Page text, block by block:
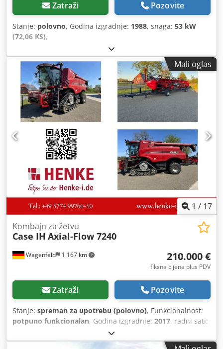
Zatraži Pozovite
Stanje: polovno, Godina izgradnje: 1988, snaga: 53 kW
(72,06 KS),
Mali oglas
1 / 17
Wagenfeld 1.167 km
Kombajn za žetvu
Case IH Axial-Flow 7240
210.000 €
fiksna cijena plus PDV
Zatraži Pozovite
Stanje: spreman za upotrebu (polovno), Funkcionalnost:
potpuno funkcionalan, Godina izgradnje: 2017, radni sati:
366 kW (497,62 KS)
maksimalna brzina:30 km/h, prva registracija:07/2017,